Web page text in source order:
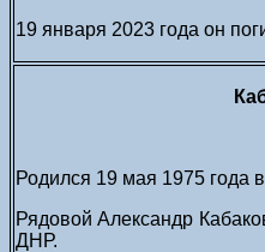
19 января 2023 года он
Родился 19 мая 1975 года
Рядовой Александр
ДНР.